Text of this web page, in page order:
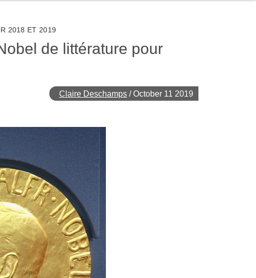
2018 ET 2019
de littérature pour
Claire Deschamps /October 11 2019